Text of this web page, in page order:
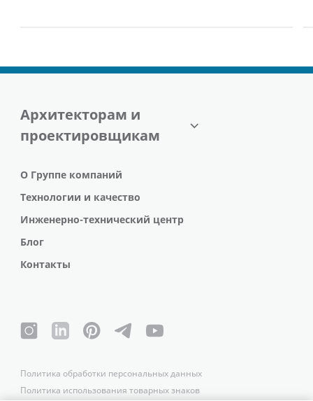
Архитекторам и
проектировщикам
О Группе компаний
Технологии и качество
Инженерно-технический центр
Блог
Контакты
Политика обработки персональных данных
Политика использования товарных знаков